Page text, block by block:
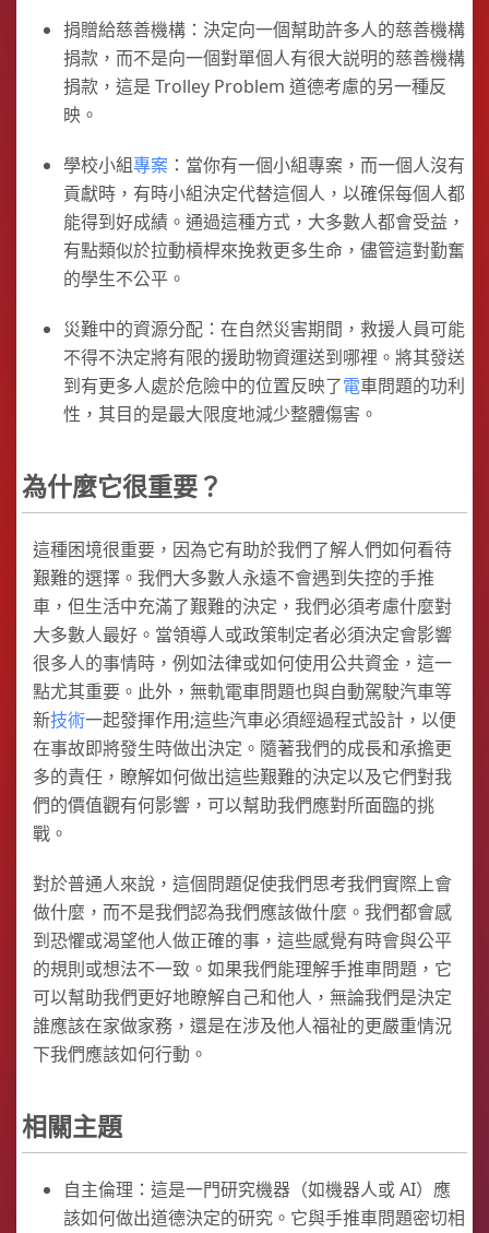
捐贈給慈善機構：決定向一個幫助許多人的慈善機構
捐款，而不是向一個對單個人有很大説明的慈善機構
捐款，這是 Trolley Problem 道德考慮的另一種反
映。
學校小組專案 ：當你有一個小組專案，而一個人沒有
貢獻時，有時小組決定代替這個人，以確保每個人都
能得到好成績。通過這種方式，大多數人都會受益，
有點類似於拉動槓桿來挽救更多生命，儘管這對勤奮
的學生不公平。
災難中的資源分配：在自然災害期間，救援人員可能
不得不決定將有限的援助物資運送到哪裡。將其發送
到有更多人處於危險中的位置反映了電車問題的功利
性，其目的是最大限度地減少整體傷害。
為什麼它很重要？
這種困境很重要，因為它有助於我們了解人們如何看待
艱難的選擇。我們大多數人永遠不會遇到失控的手推
車，但生活中充滿了艱難的決定，我們必須考慮什麼對
大多數人最好。當領導人或政策制定者必須決定會影響
很多人的事情時，例如法律或如何使用公共資金，這一
點尤其重要。此外，無軌電車問題也與自動駕駛汽車等
新技術一起發揮作用;這些汽車必須經過程式設計，以便
在事故即將發生時做出決定。隨著我們的成長和承擔更
多的責任，瞭解如何做出這些艱難的決定以及它們對我
們的價值觀有何影響，可以幫助我們應對所面臨的挑
戰。
對於普通人來說，這個問題促使我們思考我們實際上會
做什麼，而不是我們認為我們應該做什麼。我們都會感
到恐懼或渴望他人做正確的事，這些感覺有時會與公平
的規則或想法不一致。如果我們能理解手推車問題，它
可以幫助我們更好地瞭解自己和他人，無論我們是決定
誰應該在家做家務，還是在涉及他人福祉的更嚴重情況
下我們應該如何行動。
相關主題
自主倫理：這是一門研究機器（如機器人或 AI）應
該如何做出道德決定的研究。它與手推車問題密切相